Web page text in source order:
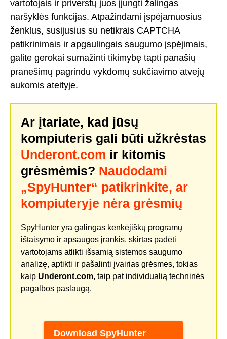
vartotojais ir priverstų juos įjungti žalingas
naršyklės funkcijas. Atpažindami įspėjamuosius
ženklus, susijusius su netikrais CAPTCHA
patikrinimais ir apgaulingais saugumo įspėjimais,
galite gerokai sumažinti tikimybę tapti panašių
pranešimų pagrindu vykdomų sukčiavimo atvejų
aukomis ateityje.
Ar įtariate, kad jūsų
kompiuteris gali būti užkrėstas
Underont.com ir kitomis
grėsmėmis? Naudodami
„SpyHunter“ patikrinkite, ar
kompiuteryje nėra grėsmių
SpyHunter yra galingas kenkėjiškų programų
ištaisymo ir apsaugos įrankis, skirtas padėti
vartotojams atlikti išsamią sistemos saugumo
analizę, aptikti ir pašalinti įvairias grėsmes, tokias
kaip Underont.com, taip pat individualią techninės
pagalbos paslaugą.
Download SpyHunter